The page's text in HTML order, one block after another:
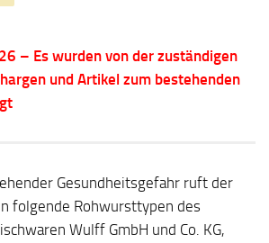
– Es wurden von der zuständigen
und Artikel zum bestehenden
Gesundheitsgefahr ruft der
folgende Rohwursttypen des
Wulff GmbH und Co. KG,